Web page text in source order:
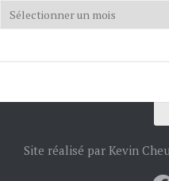
Archives
Site réalisé par Kevin